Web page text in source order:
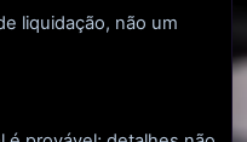
liquidação, não um